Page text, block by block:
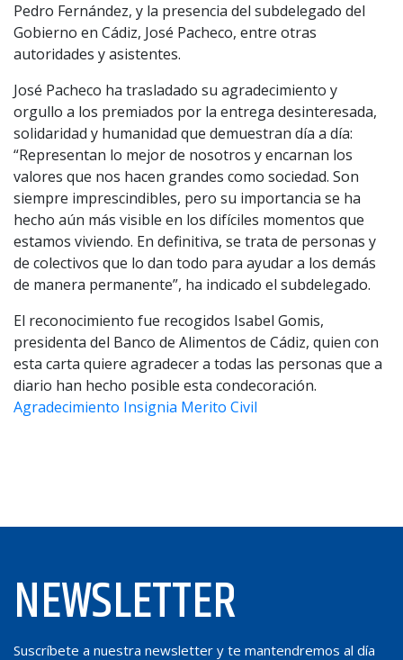
Pedro Fernández, y la presencia del subdelegado del
Gobierno en Cádiz, José Pacheco, entre otras
autoridades y asistentes.
José Pacheco ha trasladado su agradecimiento y
orgullo a los premiados por la entrega desinteresada,
solidaridad y humanidad que demuestran día a día:
“Representan lo mejor de nosotros y encarnan los
valores que nos hacen grandes como sociedad. Son
siempre imprescindibles, pero su importancia se ha
hecho aún más visible en los difíciles momentos que
estamos viviendo. En definitiva, se trata de personas y
de colectivos que lo dan todo para ayudar a los demás
de manera permanente”, ha indicado el subdelegado.
El reconocimiento fue recogidos Isabel Gomis,
presidenta del Banco de Alimentos de Cádiz, quien con
esta carta quiere agradecer a todas las personas que a
diario han hecho posible esta condecoración.
Agradecimiento Insignia Merito Civil
NEWSLETTER
Suscríbete a nuestra newsletter y te mantendremos al día